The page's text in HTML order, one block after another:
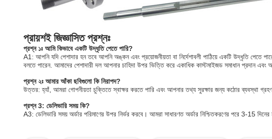
প্রায়শই জিজ্ঞাসিত প্রশ্নঃ
প্রশ্ন ১ঃ আমি কিভাবে একটি উদ্ধৃতি পেতে পারি?
A1: আপনি যদি পেশাদার হন তবে আপনি অঙ্কন এবং প্রয়োজনীয়তা বা নির্দেশাবলী পাঠিয়ে একটি উদ্ধৃতি
বলতে পারেন. আমাদের পেশাদারী দল আপনার চাহিদা উপর ভিত্তি করে একাধিক কাস্টমাইজড সমাধান প্রদান এবং
প্রশ্ন ২ঃ আমার আঁকা ছবিগুলো কি নিরাপদ?
উত্তর: হ্যাঁ, আমরা গোপনীয়তা চুক্তিতে স্বাক্ষর করতে পারি এবং আপনার তথ্য সুরক্ষার জন্য কঠোর ব্যবস্থা
প্রশ্ন 3: ডেলিভারি সময় কি?
A3: ডেলিভারি সময় অর্ডার পরিমাণের উপর নির্ভর করবে। আমরা সাধারণত অর্ডার নিশ্চিতকরণের পরে 3-15 দিনের